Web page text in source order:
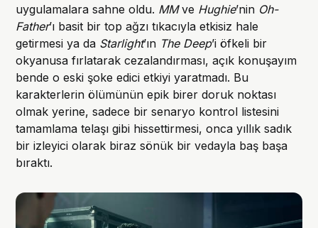
uygulamalara sahne oldu. MMve Hughie’nin Oh-
Father’ı basit bir top ağzı tıkacıyla etkisiz hale
getirmesi ya da Starlight’ın The Deep’i öfkeli bir
okyanusa fırlatarak cezalandırması, açık konuşayım
bende o eski şoke edici etkiyi yaratmadı. Bu
karakterlerin ölümünün epik birer doruk noktası
olmak yerine, sadece bir senaryo kontrol listesini
tamamlama telaşı gibi hissettirmesi, onca yıllık sadık
bir izleyici olarak biraz sönük bir vedayla baş başa
bıraktı.